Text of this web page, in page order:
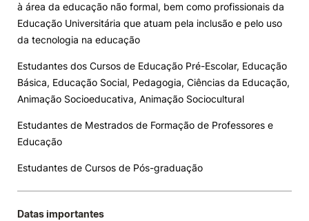
à área da educação não formal, bem como profissionais da
Educação Universitária que atuam pela inclusão e pelo uso
da tecnologia na educação
Estudantes dos Cursos de Educação Pré-Escolar, Educação
Básica, Educação Social, Pedagogia, Ciências da Educação,
Animação Socioeducativa, Animação Sociocultural
Estudantes de Mestrados de Formação de Professores e
Educação
Estudantes de Cursos de Pós-graduação
Datas importantes